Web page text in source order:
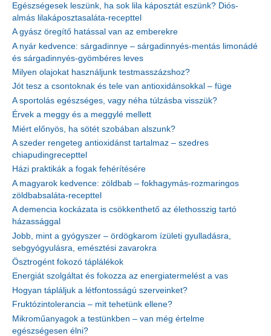
Egészségesek leszünk, ha sok lila káposztát eszünk? Diós-
almás lilakáposztasaláta-recepttel
A gyász öregítő hatással van az emberekre
A nyár kedvence: sárgadinnye – sárgadinnyés-mentás limonádé
és sárgadinnyés-gyömbéres leves
Milyen olajokat használjunk testmasszázshoz?
Jót tesz a csontoknak és tele van antioxidánsokkal – füge
A sportolás egészséges, vagy néha túlzásba visszük?
Érvek a meggy és a meggylé mellett
Miért előnyös, ha sötét szobában alszunk?
A szeder rengeteg antioxidánst tartalmaz – szedres
chiapudingrecepttel
Házi praktikák a fogak fehérítésére
A magyarok kedvence: zöldbab – fokhagymás-rozmaringos
zöldbabsaláta-recepttel
A demencia kockázata is csökkenthető az élethosszig tartó
házassággal
Jobb, mint a gyógyszer – ördögkarom ízületi gyulladásra,
sebgyógyulásra, emésztési zavarokra
Ösztrogént fokozó táplálékok
Energiát szolgáltat és fokozza az energiatermelést a vas
Hogyan tápláljuk a létfontosságú szerveinket?
Fruktózintolerancia – mit tehetünk ellene?
Mikroműanyagok a testünkben – van még értelme
egészségesen élni?